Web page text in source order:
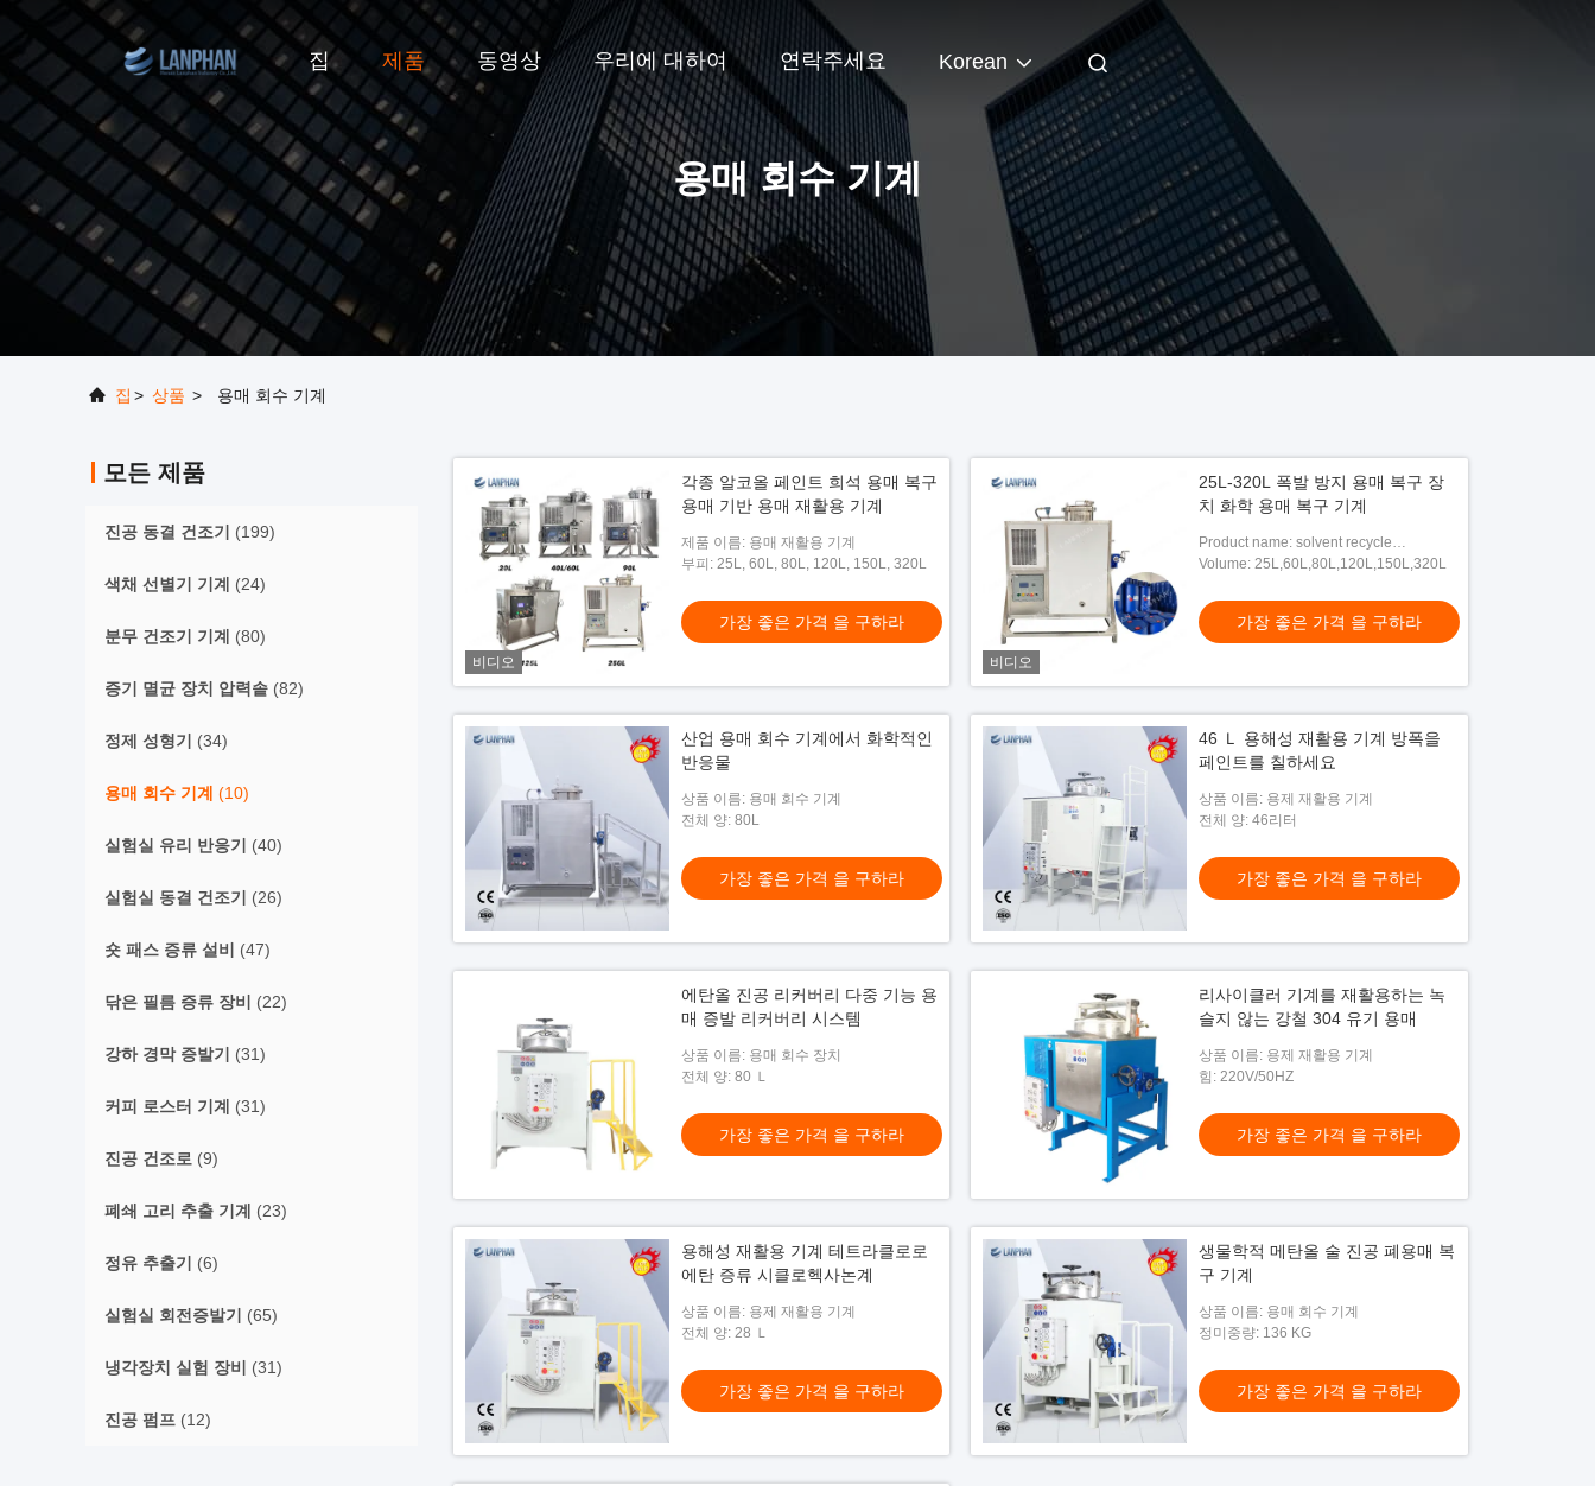
집 제품 동영상 우리에 대하여 연락주세요 Korean
용매 회수 기계
집 > 상품 > 용매 회수 기계
모든 제품
진공 동결 건조기 (199)
색채 선별기 기계 (24)
분무 건조기 기계 (80)
증기 멸균 장치 압력솥 (82)
정제 성형기 (34)
용매 회수 기계 (10)
실험실 유리 반응기 (40)
실험실 동결 건조기 (26)
숏 패스 증류 설비 (47)
닦은 필름 증류 장비 (22)
강하 경막 증발기 (31)
커피 로스터 기계 (31)
진공 건조로 (9)
폐쇄 고리 추출 기계 (23)
정유 추출기 (6)
실험실 회전증발기 (65)
냉각장치 실험 장비 (31)
진공 펌프 (12)
비디오
각종 알코올 페인트 희석 용매 복구
용매 기반 용매 재활용 기계
제품 이름: 용매 재활용 기계
부피: 25L, 60L, 80L, 120L, 150L, ​​320L
가장 좋은 가격 을 구하라
비디오
25L-320L 폭발 방지 용매 복구 장
치 화학 용매 복구 기계
Product name: solvent recycle
machine,paint production line solvent
Cleaning Solvent Recovery Distillation
Machine
Volume: 25L,60L,80L,120L,150L,320L
가장 좋은 가격 을 구하라
산업 용매 회수 기계에서 화학적인
반응물
상품 이름: 용매 회수 기계
전체 양: 80L
가장 좋은 가격 을 구하라
46 Ｌ 용해성 재활용 기계 방폭을
페인트를 칠하세요
상품 이름: 용제 재활용 기계
전체 양: 46리터
가장 좋은 가격 을 구하라
에탄올 진공 리커버리 다중 기능 용
매 증발 리커버리 시스템
상품 이름: 용매 회수 장치
전체 양: 80 Ｌ
가장 좋은 가격 을 구하라
리사이클러 기계를 재활용하는 녹
슬지 않는 강철 304 유기 용매
상품 이름: 용제 재활용 기계
힘: 220V/50HZ
가장 좋은 가격 을 구하라
용해성 재활용 기계 테트라클로로
에탄 증류 시클로헥사논계
상품 이름: 용제 재활용 기계
전체 양: 28 Ｌ
가장 좋은 가격 을 구하라
생물학적 메탄올 술 진공 폐용매 복
구 기계
상품 이름: 용매 회수 기계
정미중량: 136 KG
가장 좋은 가격 을 구하라